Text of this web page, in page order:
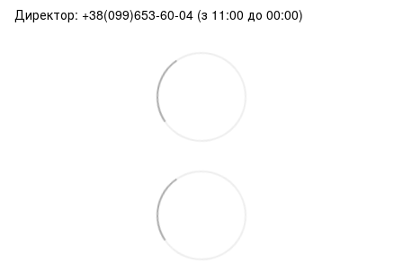
Директор: +38(099)653-60-04 (з 11:00 до 00:00)